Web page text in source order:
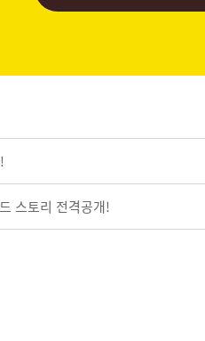
스토리 전격공개!